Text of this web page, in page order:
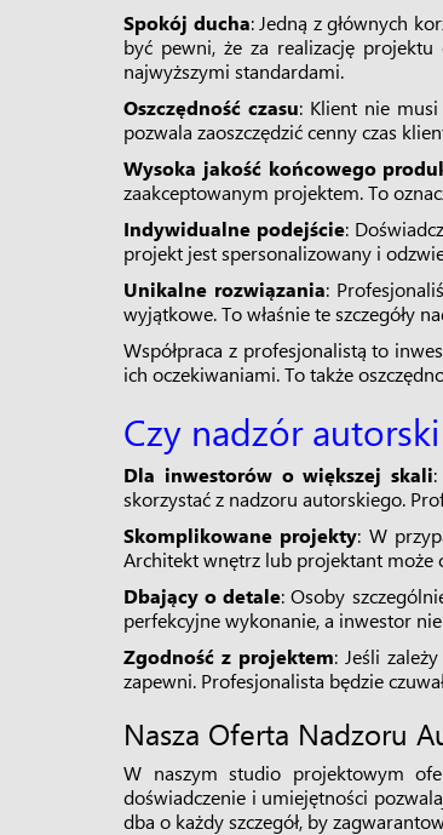
Spokój ducha: Jedną z głównych
być pewni, że za realizację
najwyższymi standardami.
Oszczędność czasu: Klient nie
pozwala zaoszczędzić cenny czas
Wysoka jakość końcowego
zaakceptowanym projektem. To
Indywidualne podejście:
projekt jest spersonalizowany i
Unikalne rozwiązania:
wyjątkowe. To właśnie te szczegóły
Współpraca z profesjonalistą to
ich oczekiwaniami. To także
Czy nadzór
Dla inwestorów o większej skali
skorzystać z nadzoru autorskiego.
Skomplikowane projekty: W
Architekt wnętrz lub projektant może
Dbający o detale: Osoby
perfekcyjne wykonanie, a inwestor
Zgodność z projektem: Jeśli
zapewni. Profesjonalista będzie
Nasza Oferta Nadzoru
W naszym studio projektowym
doświadczenie i umiejętności
dba o każdy szczegół, by